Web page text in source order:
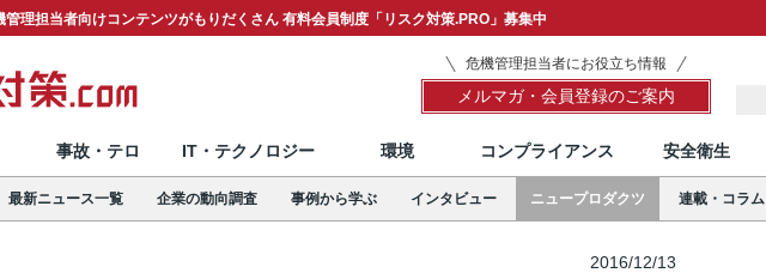
管理担当者向けコンテンツがもりだくさん 有料会員制度「リスク対策.PRO」募集中
危機管理担当者にお役立ち情報
メルマガ・会員登録のご案内
事故・テロ IT・テクノロジー 環境 コンプライアンス 安全衛生
最新ニュース一覧 企業の動向調査 事例から学ぶ インタビュー ニュープロダクツ 連載・コラム
2016/12/13